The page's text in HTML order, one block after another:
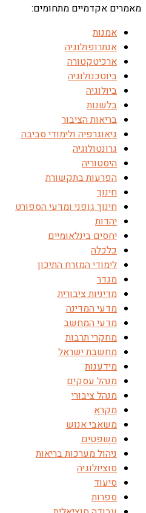
מאמרים אקדמיים מתחומים:
אמנות
אנתרופולוגיה
ארכיטקטורה
ביוטכנולוגיה
ביולוגיה
בלשנות
בריאות הציבור
גיאוגרפיה ולימודי סביבה
גרונטולוגיה
היסטוריה
הפרעות בתקשורת
חינוך
חינוך גופני ומדעי הספורט
יהדות
יחסים בינלאומיים
כלכלה
לימודי המזרח התיכון
מגדר
מדיניות ציבורית
מדעי המדינה
מדעי המחשב
מחקרי תרבות
מחשבת ישראל
מידענות
מנהל עסקים
מנהל ציבורי
מקרא
משאבי אנוש
משפטים
ניהול מערכות בריאות
סוציולוגיה
סיעוד
ספרות